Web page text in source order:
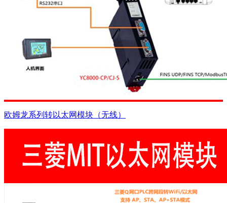
欧姆龙系列转以太网模块（无线）